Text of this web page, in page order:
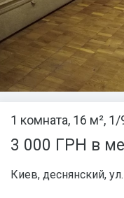
1 комната, 16 м²,
3 000 ГРН в
Киев, деснянский,